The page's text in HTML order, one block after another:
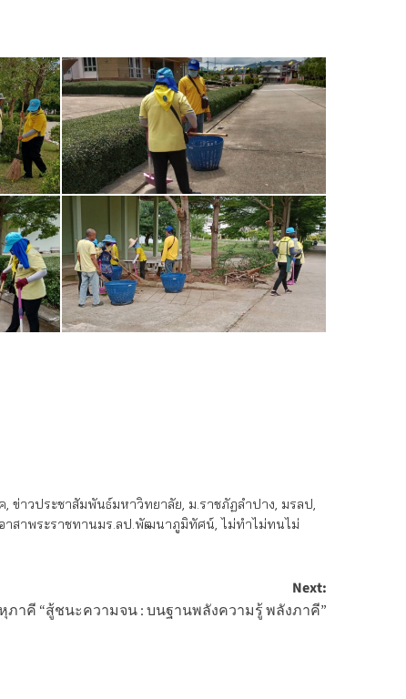
, ข่าวประชาสัมพันธ์มหาวิทยาลัย, ม.ราชภัฏลำปาง, มรลป,
าสาพระราชทานมร.ลป.พัฒนาภูมิทัศน์, ไม่ทำไม่ทนไม่
Next:
าคี “สู้ชนะความจน : บนฐานพลังความรู้ พลังภาคี”